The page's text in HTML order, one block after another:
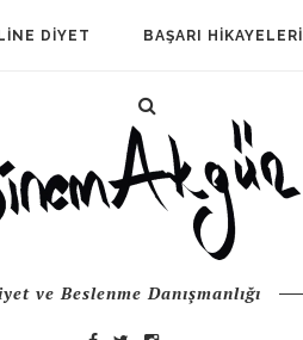
DIYET BAŞARI HIKAYELERI
ve Beslenme Danışmanlığı